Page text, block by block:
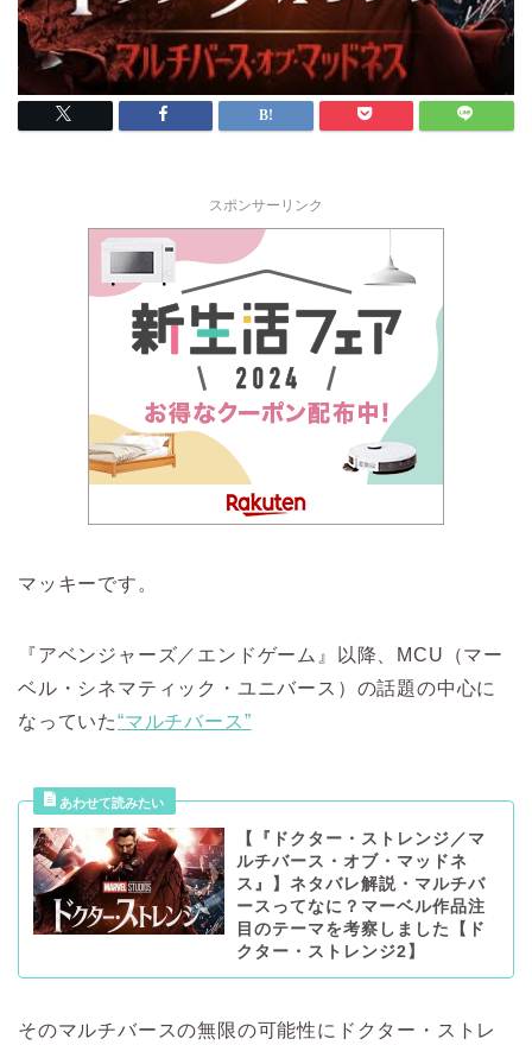
スポンサーリンク
マッキーです。
『アベンジャーズ／エンドゲーム』以降、MCU（マー
ベル・シネマティック・ユニバース）の話題の中心に
なっていた“マルチバース”
【『ドクター・ストレンジ／マ
ルチバース・オブ・マッドネ
ス』】ネタバレ解説・マルチバ
ースってなに？マーベル作品注
目のテーマを考察しました【ド
クター・ストレンジ2】
そのマルチバースの無限の可能性にドクター・ストレ